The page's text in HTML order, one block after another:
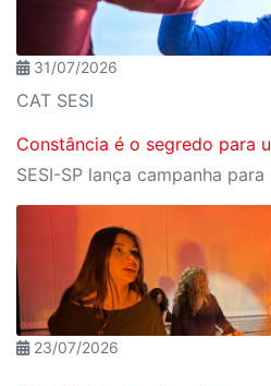
31/07/2026
CAT SESI
Constância é o segredo para
23/07/2026